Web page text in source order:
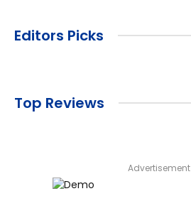
Editors Picks
Top Reviews
Advertisement